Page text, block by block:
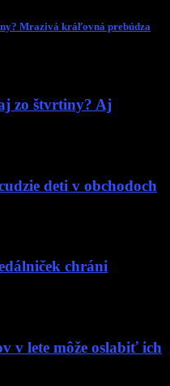
Mrazivá kráľovná prebúdza
zo štvrtiny? Aj
deti v obchodoch
chráni
v lete môže oslabiť ich